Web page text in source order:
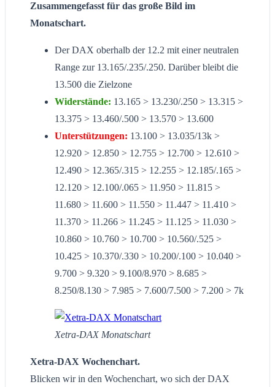
Zusammengefasst für das große Bild im
Monatschart.
Der DAX oberhalb der 12.2 mit einer neutralen
Range zur 13.165/.235/.250. Darüber bleibt die
13.500 die Zielzone
Widerstände: 13.165 > 13.230/.250 > 13.315 >
13.375 > 13.460/.500 > 13.570 > 13.600
Unterstützungen: 13.100 > 13.035/13k >
12.920 > 12.850 > 12.755 > 12.700 > 12.610 >
12.490 > 12.365/.315 > 12.255 > 12.185/.165 >
12.120 > 12.100/.065 > 11.950 > 11.815 >
11.680 > 11.600 > 11.550 > 11.447 > 11.410 >
11.370 > 11.266 > 11.245 > 11.125 > 11.030 >
10.860 > 10.760 > 10.700 > 10.560/.525 >
10.425 > 10.370/.330 > 10.200/.100 > 10.040 >
9.700 > 9.320 > 9.100/8.970 > 8.685 >
8.250/8.130 > 7.985 > 7.600/7.500 > 7.200 > 7k
Xetra-DAX Monatschart
Xetra-DAX Wochenchart.
Blicken wir in den Wochenchart, wo sich der DAX